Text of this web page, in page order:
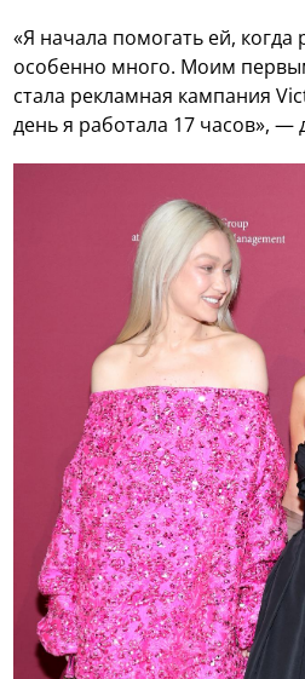
«Я начала помогать ей,
особенно много. Моим
стала рекламная кампания
день я работала 17 часов», —